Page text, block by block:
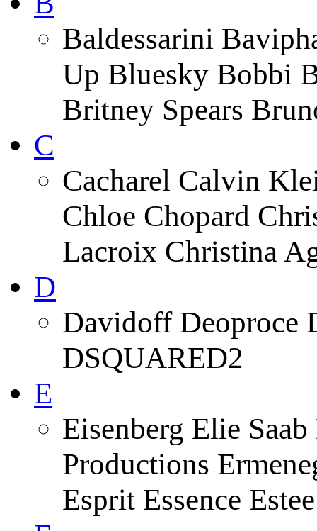
Baldessarini
Up Bluesky Bobbi
Britney Spears
C
Cacharel Calvin
Chloe Chopard
Lacroix Christina
D
Davidoff Deoproce
DSQUARED2
E
Eisenberg Elie
Productions
Esprit Essence